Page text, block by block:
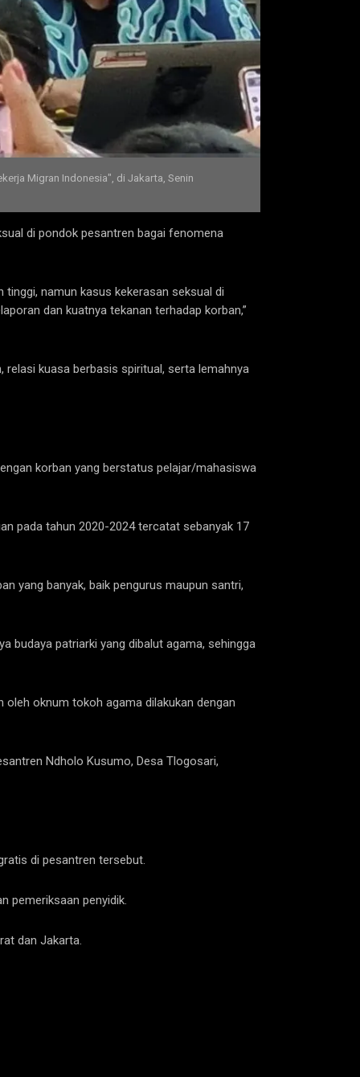
Migran Indonesia", di Jakarta, Senin
di pondok pesantren bagai fenomena
namun kasus kekerasan seksual di
dan kuatnya tekanan terhadap korban,”
relasi kuasa berbasis spiritual, serta lemahnya
korban yang berstatus pelajar/mahasiswa
pada tahun 2020-2024 tercatat sebanyak 17
yang banyak, baik pengurus maupun santri,
budaya patriarki yang dibalut agama, sehingga
oleh oknum tokoh agama dilakukan dengan
Ndholo Kusumo, Desa Tlogosari,
di pesantren tersebut.
pemeriksaan penyidik.
dan Jakarta.